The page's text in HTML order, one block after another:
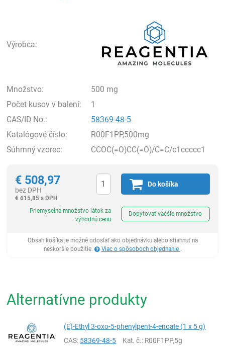
Výrobca:
Množstvo:
500 mg
Počet kusov v balení:
1
CAS/ID No.:
58369-48-5
Katalógové číslo:
R00F1PP,500mg
Súhrnný vzorec:
CCOC(=O)CC(=O)/C=C/c1ccccc1
€ 508,97
bez DPH
€ 615,85 s DPH
Do košíka
Priemyselné množstvo látok za
výhodnú cenu
Dopytovať väčšie množstvo
Obsah košíka je možné odoslať ako objednávku alebo stiahnuť na
neskoršie použitie.
Viac o spôsoboch objednanie .
Alternatívne produkty
(E)-Ethyl 3-oxo-5-phenylpent-4-enoate (1 x 5 g)
CAS: 58369-48-5 Kat. č.: R00F1PP,5g